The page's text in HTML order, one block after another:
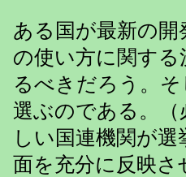
ある国が最新の
の使い方に関す
るべきだろう。
選ぶのである。
しい国連機関が
面を充分に反映